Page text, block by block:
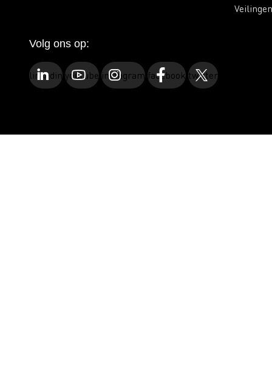
Veilingen
Volg ons op:
linkedinyoutubeinstagramfacebooktwitter